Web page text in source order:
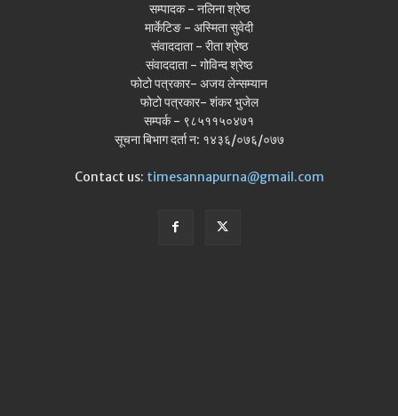
सम्पादक - नलिना श्रेष्ठ
मार्केटिङ - अस्मिता सुवेदी
संवाददाता - रीता श्रेष्ठ
संवाददाता - गोविन्द श्रेष्ठ
फोटो पत्रकार- अजय लेन्सम्यान
फोटो पत्रकार- शंकर भुजेल
सम्पर्क - ९८५११५०४७१
सूचना बिभाग दर्ता न: १४३६/०७६/०७७
Contact us: timesannapurna@gmail.com